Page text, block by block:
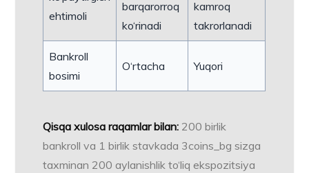
ehtimoli
barqarorroq
ko‘rinadi
kamroq
takrorlanadi
Bankroll
bosimi
O‘rtacha Yuqori
Qisqa xulosa raqamlar bilan: 200 birlik
bankroll va 1 birlik stavkada 3coins_bg sizga
taxminan 200 aylanishlik to‘liq ekspozitsiya